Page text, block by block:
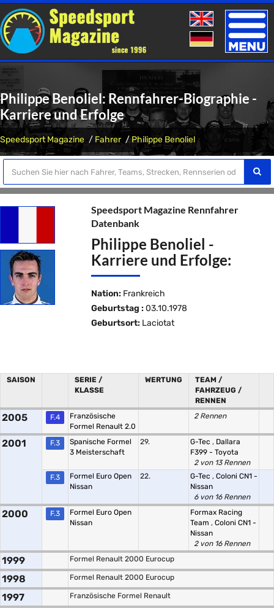
Toggle
Philippe Benoliel: Rennfahrer-Biographie -
Karriere und Erfolge
Speedsport Magazine Fahrer Philippe Benoliel
Speedsport Magazine Rennfahrer
Datenbank
Philippe Benoliel -
Karriere und Erfolge:
Nation: Frankreich
Geburtstag : 03.10.1978
Geburtsort: Laciotat
SAISON
SERIE /
KLASSE
WERTUNG
TEAM /
FAHRZEUG /
RENNEN
2005 F.4
Französische
Formel Renault 2.0
2 Rennen
2001 F.3
Spanische Formel
3 Meisterschaft
29. G-Tec , Dallara
F399 - Toyota
2 von 13 Rennen
F.3
Formel Euro Open
Nissan
22. G-Tec , Coloni CN1 -
Nissan
6 von 16 Rennen
2000 F.3
Formel Euro Open
Nissan
Formax Racing
Team , Coloni CN1 -
Nissan
2 von 16 Rennen
1999 Formel Renault 2000 Eurocup
1998 Formel Renault 2000 Eurocup
1997 Französische Formel Renault